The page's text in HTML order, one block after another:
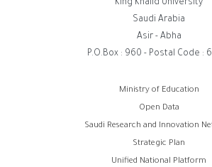
King Khalid University
Saudi Arabia
Asir - Abha
P.O.Box : 960 - Postal Code :
Ministry of Education
Open Data
Saudi Research and Innovation
Strategic Plan
Unified National Platform